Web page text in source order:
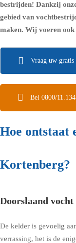
bestrijden! Dankzij
gebied van
maken. Wij voeren
Vraag uw gratis
Bel 0800/11.134
Hoe ontstaat
Kortenberg?
Doorslaand
De kelder is gevoelig
verrassing, het is de